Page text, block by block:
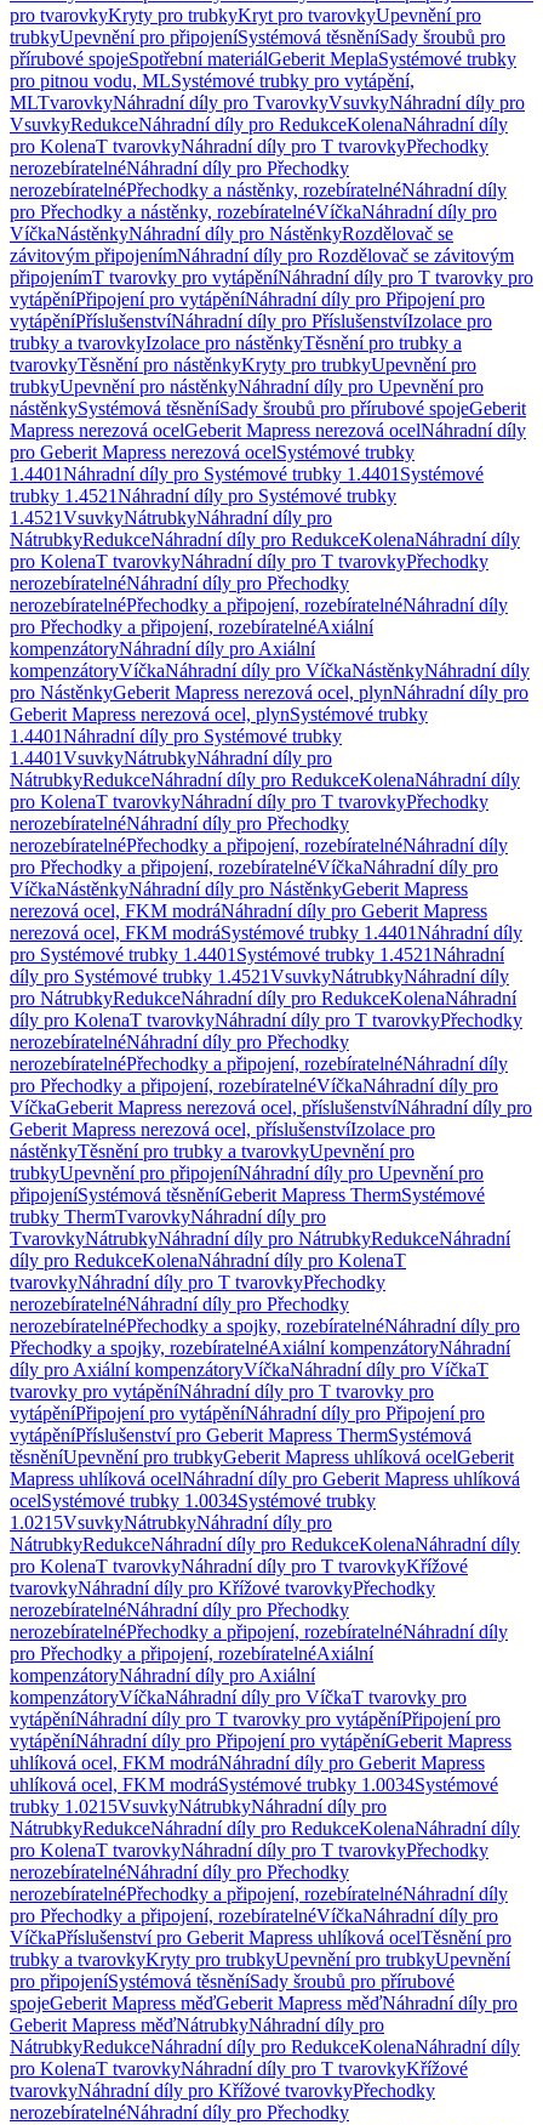
pro tvarovkyKryty pro trubkyKryt pro tvarovkyUpevnění pro
trubkyUpevnění pro připojeníSystémová těsněníSady šroubů pro
přírubové spojeSpotřební materiálGeberit MeplaSystémové trubky
pro pitnou vodu, MLSystémové trubky pro vytápění,
MLTvarovkyNáhradní díly pro TvarovkyVsuvkyNáhradní díly pro
VsuvkyRedukceNáhradní díly pro RedukceKolenaNáhradní díly
pro KolenaT tvarovkyNáhradní díly pro T tvarovkyPřechodky
nerozebíratelnéNáhradní díly pro Přechodky
nerozebíratelnéPřechodky a nástěnky, rozebíratelnéNáhradní díly
pro Přechodky a nástěnky, rozebíratelnéVíčkaNáhradní díly pro
VíčkaNástěnkyNáhradní díly pro NástěnkyRozdělovač se
závitovým připojenímNáhradní díly pro Rozdělovač se závitovým
připojenímT tvarovky pro vytápěníNáhradní díly pro T tvarovky pro
vytápěníPřipojení pro vytápěníNáhradní díly pro Připojení pro
vytápěníPříslušenstvíNáhradní díly pro PříslušenstvíIzolace pro
trubky a tvarovkyIzolace pro nástěnkyTěsnění pro trubky a
tvarovkyTěsnění pro nástěnkyKryty pro trubkyUpevnění pro
trubkyUpevnění pro nástěnkyNáhradní díly pro Upevnění pro
nástěnkySystémová těsněníSady šroubů pro přírubové spojeGeberit
Mapress nerezová ocelGeberit Mapress nerezová ocelNáhradní díly
pro Geberit Mapress nerezová ocelSystémové trubky
1.4401Náhradní díly pro Systémové trubky 1.4401 Systémové
trubky 1.4521Náhradní díly pro Systémové trubky
1.4521VsuvkyNátrubkyNáhradní díly pro
NátrubkyRedukceNáhradní díly pro RedukceKolenaNáhradní díly
pro KolenaT tvarovkyNáhradní díly pro T tvarovkyPřechodky
nerozebíratelnéNáhradní díly pro Přechodky
nerozebíratelnéPřechodky a připojení, rozebíratelnéNáhradní díly
pro Přechodky a připojení, rozebíratelnéAxiální
kompenzátoryNáhradní díly pro Axiální
kompenzátoryVíčkaNáhradní díly pro VíčkaNástěnkyNáhradní díly
pro NástěnkyGeberit Mapress nerezová ocel, plynNáhradní díly pro
Geberit Mapress nerezová ocel, plynSystémové trubky
1.4401Náhradní díly pro Systémové trubky
1.4401VsuvkyNátrubkyNáhradní díly pro
NátrubkyRedukceNáhradní díly pro RedukceKolenaNáhradní díly
pro KolenaT tvarovkyNáhradní díly pro T tvarovkyPřechodky
nerozebíratelnéNáhradní díly pro Přechodky
nerozebíratelnéPřechodky a připojení, rozebíratelnéNáhradní díly
pro Přechodky a připojení, rozebíratelnéVíčkaNáhradní díly pro
VíčkaNástěnkyNáhradní díly pro NástěnkyGeberit Mapress
nerezová ocel, FKM modráNáhradní díly pro Geberit Mapress
nerezová ocel, FKM modráSystémové trubky 1.4401Náhradní díly
pro Systémové trubky 1.4401 Systémové trubky 1.4521Náhradní
díly pro Systémové trubky 1.4521VsuvkyNátrubkyNáhradní díly
pro NátrubkyRedukceNáhradní díly pro RedukceKolenaNáhradní
díly pro KolenaT tvarovkyNáhradní díly pro T tvarovkyPřechodky
nerozebíratelnéNáhradní díly pro Přechodky
nerozebíratelnéPřechodky a připojení, rozebíratelnéNáhradní díly
pro Přechodky a připojení, rozebíratelnéVíčkaNáhradní díly pro
VíčkaGeberit Mapress nerezová ocel, příslušenstvíNáhradní díly pro
Geberit Mapress nerezová ocel, příslušenstvíIzolace pro
nástěnkyTěsnění pro trubky a tvarovkyUpevnění pro
trubkyUpevnění pro připojeníNáhradní díly pro Upevnění pro
připojeníSystémová těsněníGeberit Mapress ThermSystémové
trubky ThermTvarovkyNáhradní díly pro
TvarovkyNátrubkyNáhradní díly pro NátrubkyRedukceNáhradní
díly pro RedukceKolenaNáhradní díly pro KolenaT
tvarovkyNáhradní díly pro T tvarovkyPřechodky
nerozebíratelnéNáhradní díly pro Přechodky
nerozebíratelnéPřechodky a spojky, rozebíratelnéNáhradní díly pro
Přechodky a spojky, rozebíratelnéAxiální kompenzátoryNáhradní
díly pro Axiální kompenzátoryVíčkaNáhradní díly pro VíčkaT
tvarovky pro vytápěníNáhradní díly pro T tvarovky pro
vytápěníPřipojení pro vytápěníNáhradní díly pro Připojení pro
vytápěníPříslušenství pro Geberit Mapress ThermSystémová
těsněníUpevnění pro trubkyGeberit Mapress uhlíková ocelGeberit
Mapress uhlíková ocelNáhradní díly pro Geberit Mapress uhlíková
ocelSystémové trubky 1.0034Systémové trubky
1.0215VsuvkyNátrubkyNáhradní díly pro
NátrubkyRedukceNáhradní díly pro RedukceKolenaNáhradní díly
pro KolenaT tvarovkyNáhradní díly pro T tvarovkyKřížové
tvarovkyNáhradní díly pro Křížové tvarovkyPřechodky
nerozebíratelnéNáhradní díly pro Přechodky
nerozebíratelnéPřechodky a připojení, rozebíratelnéNáhradní díly
pro Přechodky a připojení, rozebíratelnéAxiální
kompenzátoryNáhradní díly pro Axiální
kompenzátoryVíčkaNáhradní díly pro VíčkaT tvarovky pro
vytápěníNáhradní díly pro T tvarovky pro vytápěníPřipojení pro
vytápěníNáhradní díly pro Připojení pro vytápěníGeberit Mapress
uhlíková ocel, FKM modráNáhradní díly pro Geberit Mapress
uhlíková ocel, FKM modráSystémové trubky 1.0034Systémové
trubky 1.0215VsuvkyNátrubkyNáhradní díly pro
NátrubkyRedukceNáhradní díly pro RedukceKolenaNáhradní díly
pro KolenaT tvarovkyNáhradní díly pro T tvarovkyPřechodky
nerozebíratelnéNáhradní díly pro Přechodky
nerozebíratelnéPřechodky a připojení, rozebíratelnéNáhradní díly
pro Přechodky a připojení, rozebíratelnéVíčkaNáhradní díly pro
VíčkaPříslušenství pro Geberit Mapress uhlíková ocelTěsnění pro
trubky a tvarovkyKryty pro trubkyUpevnění pro trubkyUpevnění
pro připojeníSystémová těsněníSady šroubů pro přírubové
spojeGeberit Mapress měďGeberit Mapress měďNáhradní díly pro
Geberit Mapress měďNátrubkyNáhradní díly pro
NátrubkyRedukceNáhradní díly pro RedukceKolenaNáhradní díly
pro KolenaT tvarovkyNáhradní díly pro T tvarovkyKřížové
tvarovkyNáhradní díly pro Křížové tvarovkyPřechodky
nerozebíratelnéNáhradní díly pro Přechodky